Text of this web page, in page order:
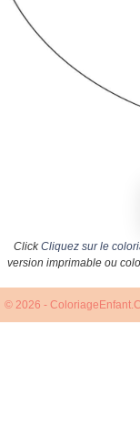
ClickCliquez sur le
version imprimable ou
© 2026 -